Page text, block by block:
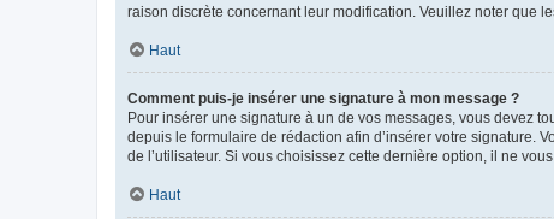
raison discrète concernant leur modification. Veuillez noter que
Haut
Comment puis-je insérer une signature à mon message ?
Pour insérer une signature à un de vos messages, vous devez
depuis le formulaire de rédaction afin d’insérer votre signature.
de l’utilisateur. Si vous choisissez cette dernière option, il ne
Haut